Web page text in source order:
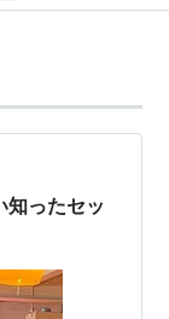
知ったセッ